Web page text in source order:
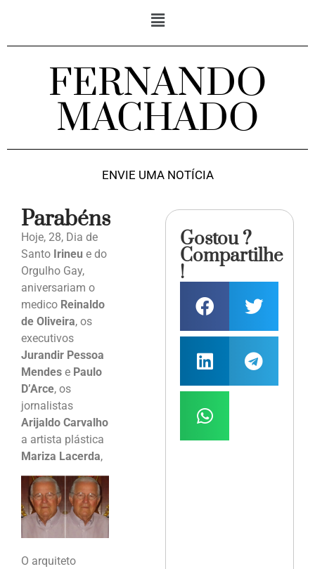
FERNANDO
MACHADO
ENVIE UMA NOTÍCIA
Parabéns
Hoje, 28, Dia de
Santo Irineu e do
Orgulho Gay,
aniversariam o
medico Reinaldo
de Oliveira, os
executivos
Jurandir Pessoa
Mendes e Paulo
D’Arce, os
jornalistas
Arijaldo Carvalho
a artista plástica
Mariza Lacerda,
O arquiteto
Gostou ?
Compartilhe
!